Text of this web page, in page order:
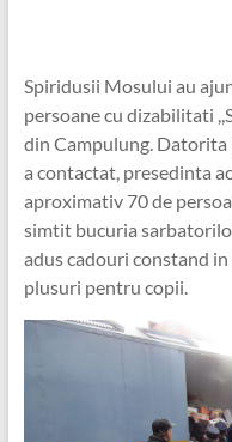
Spiridusii Mosului au
persoane cu dizabilitati
din Campulung. Datorita
a contactat, presedinta
aproximativ 70 de
simtit bucuria
adus cadouri constand
plusuri pentru copii.